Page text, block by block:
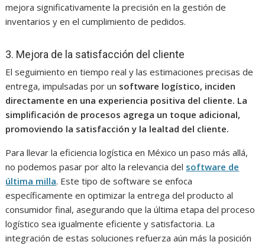
mejora significativamente la precisión en la gestión de
inventarios y en el cumplimiento de pedidos.
3. Mejora de la satisfacción del cliente
El seguimiento en tiempo real y las estimaciones precisas de
entrega, impulsadas por un software logístico, inciden
directamente en una experiencia positiva del cliente. La
simplificación de procesos agrega un toque adicional,
promoviendo la satisfacción y la lealtad del cliente.
Para llevar la eficiencia logística en México un paso más allá,
no podemos pasar por alto la relevancia del software de
última milla. Este tipo de software se enfoca
específicamente en optimizar la entrega del producto al
consumidor final, asegurando que la última etapa del proceso
logístico sea igualmente eficiente y satisfactoria. La
integración de estas soluciones refuerza aún más la posición